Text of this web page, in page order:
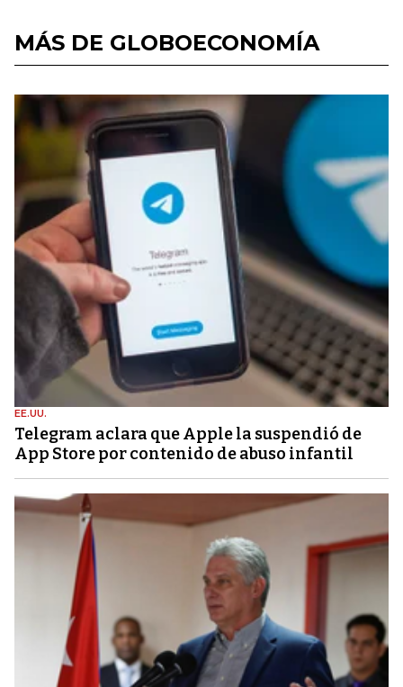
MÁS DE GLOBOECONOMÍA
EE.UU.
Telegram aclara que Apple la suspendió de
App Store por contenido de abuso infantil